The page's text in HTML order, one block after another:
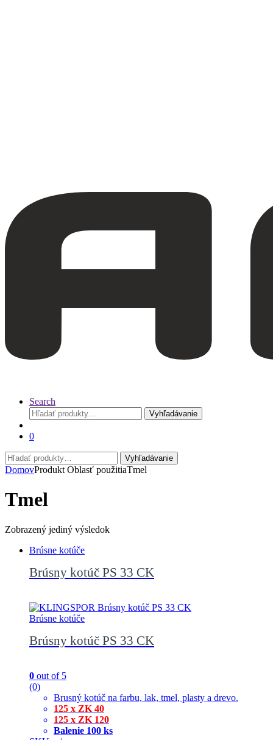
Search
Hľadať:
Vyhľadávanie
0
Hľadať:
Vyhľadávanie
DomovProdukt Oblasť použitiaTmel
Tmel
Zobrazený jediný výsledok
Brúsne kotúče
Brúsny kotúč PS 33 CK
Brúsne kotúče
Brúsny kotúč PS 33 CK
0 out of 5
(0)
Brusný kotúč na farbu, lak, tmel, plasty a drevo.
125 x ZK 40
125 x ZK 120
Balenie 100 ks